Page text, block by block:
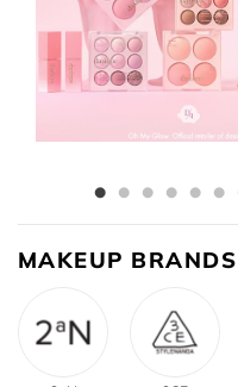
MAKEUP BRANDS